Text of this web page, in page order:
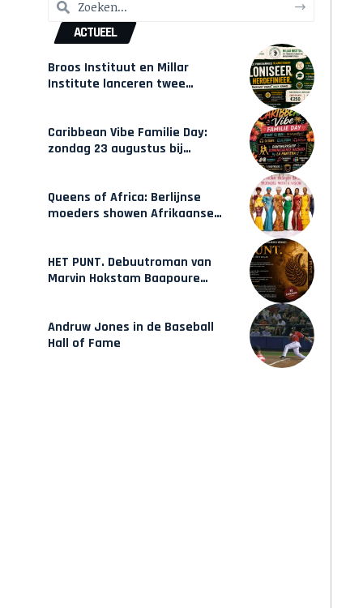
ACTUEEL
Broos Instituut en Millar
Institute lanceren twee
Caribbean Vibe Familie Day:
zondag 23 augustus bij
Queens of Africa: Berlijnse
moeders showen Afrikaanse
HET PUNT. Debuutroman van
Marvin Hokstam Baapoure
Andruw Jones in de Baseball
Hall of Fame